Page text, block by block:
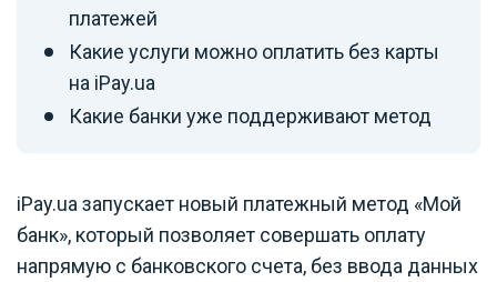
платежей
Какие услуги можно оплатить без карты
на iPay.ua
Какие банки уже поддерживают метод
iPay.ua запускает новый платежный метод «Мой
банк», который позволяет совершать оплату
напрямую с банковского счета, без ввода данных